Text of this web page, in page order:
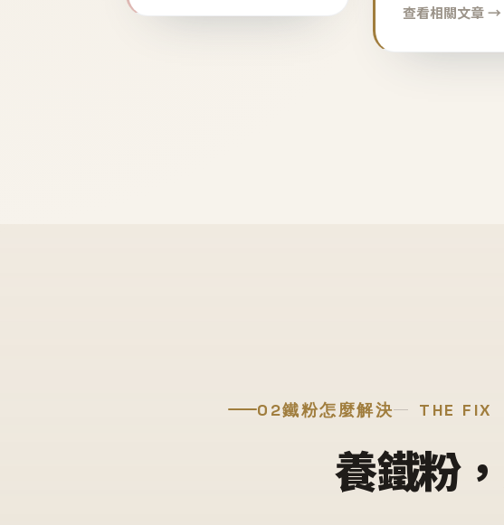
查看相關文章 →
02鐵粉怎麼解決 THE FIX
養鐵粉，